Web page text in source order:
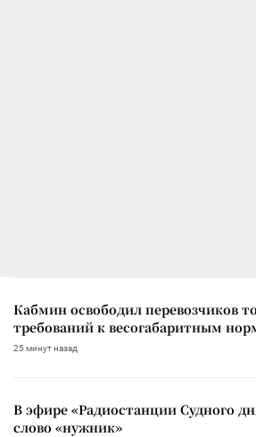
Кабмин освободил перевозчиков
требований к весогабаритным
25 минут назад
В эфире «Радиостанции Судного
слово «нужник»